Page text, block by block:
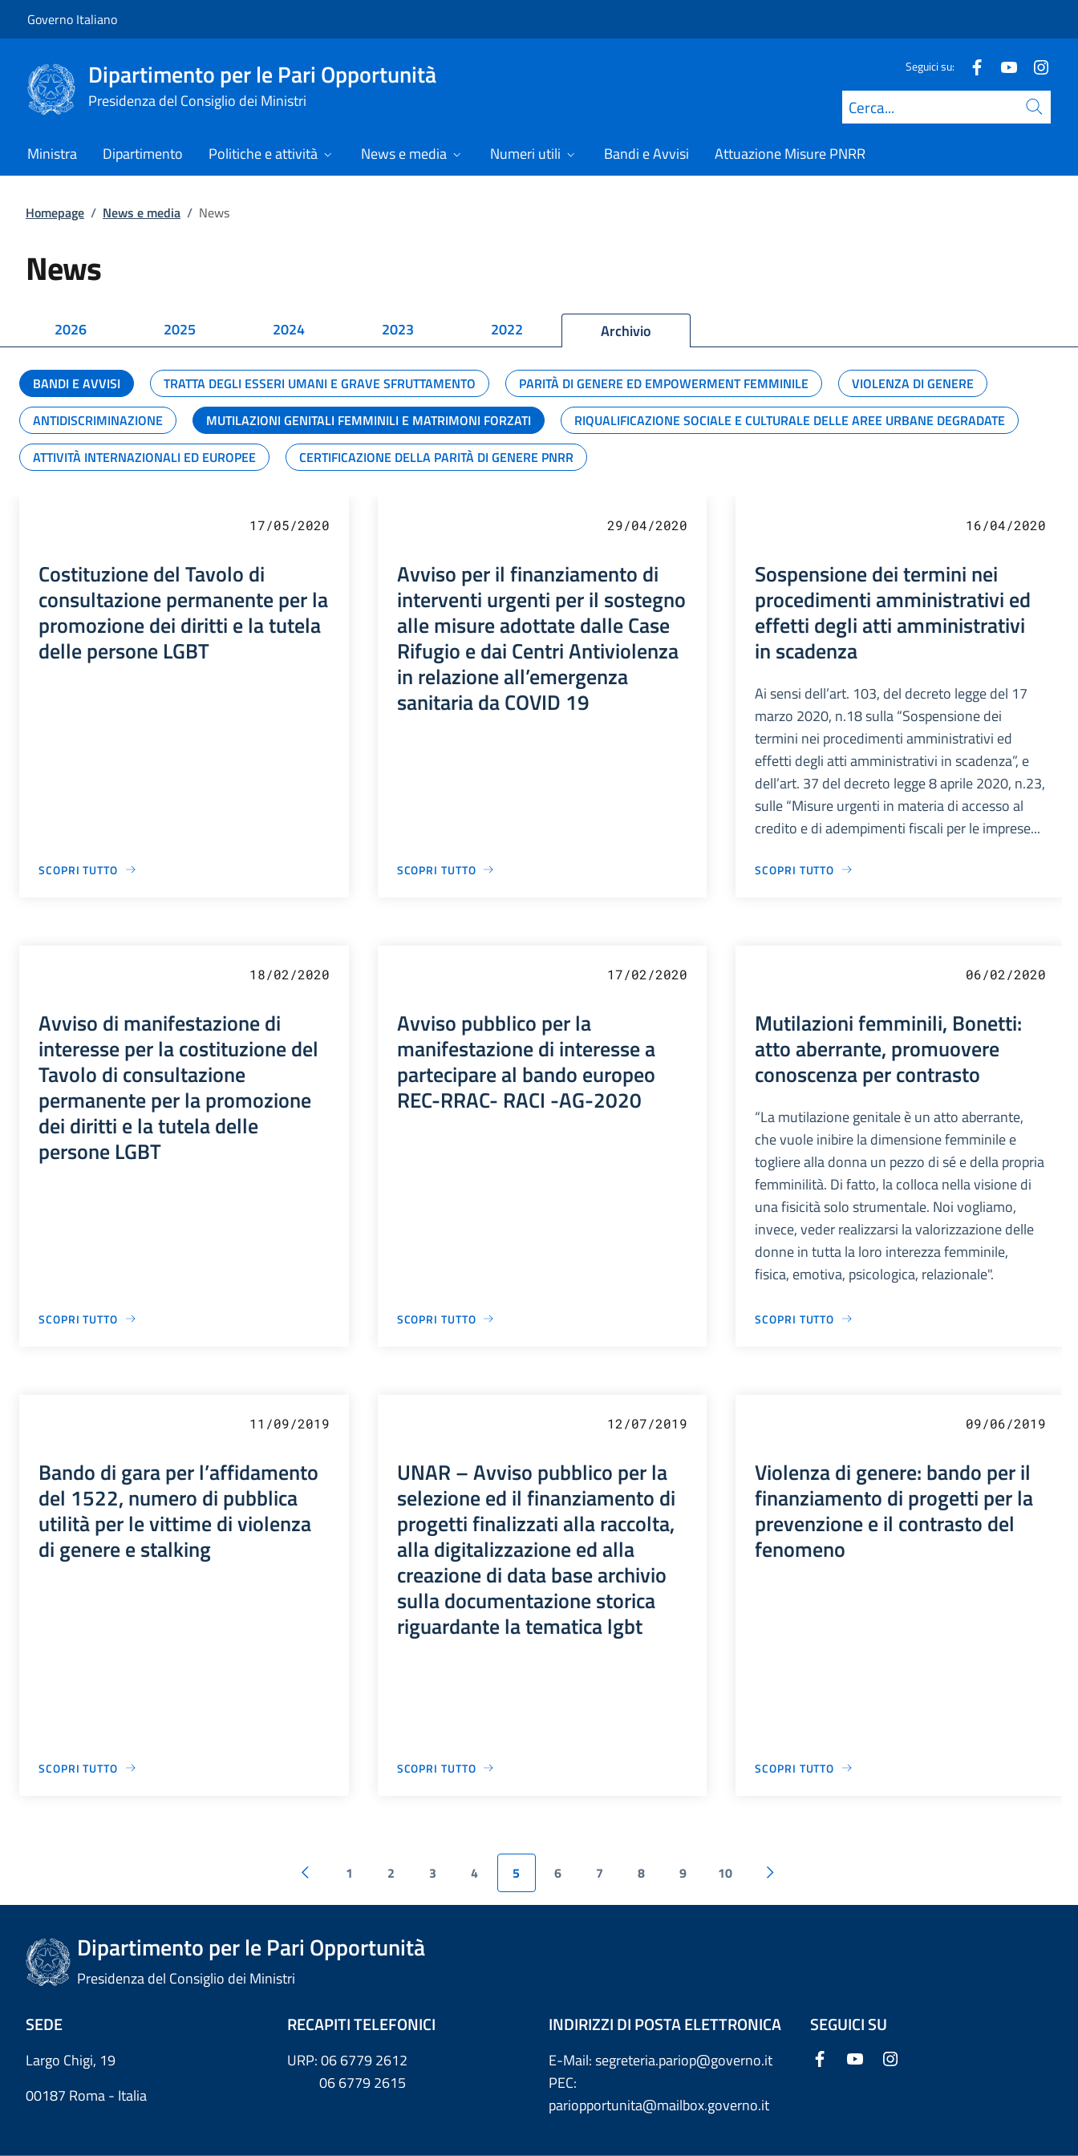
Governo Italiano
Dipartimento per le Pari Opportunità
Presidenza del Consiglio dei Ministri
Seguici su:
Cerca
Ministra Dipartimento Politiche e attività News e media Numeri utili Bandi e Avvisi Attuazione Misure PNRR
Homepage / News e media / News
News
2026 2025 2024 2023 2022 Archivio
BANDI E AVVISI TRATTA DEGLI ESSERI UMANI E GRAVE SFRUTTAMENTO PARITÀ DI GENERE ED EMPOWERMENT FEMMINILE
VIOLENZA DI GENERE
ANTIDISCRIMINAZIONE
MUTILAZIONI GENITALI FEMMINILI E MATRIMONI FORZATI
RIQUALIFICAZIONE SOCIALE E CULTURALE DELLE AREE URBANE DEGRADATE
ATTIVITÀ INTERNAZIONALI ED EUROPEE
CERTIFICAZIONE DELLA PARITÀ DI GENERE PNRR
17/05/2020
Costituzione del Tavolo di
consultazione permanente per la
promozione dei diritti e la tutela
delle persone LGBT
SCOPRI TUTTO
29/04/2020
Avviso per il finanziamento di
interventi urgenti per il sostegno
alle misure adottate dalle Case
Rifugio e dai Centri Antiviolenza
in relazione all’emergenza
sanitaria da COVID 19
SCOPRI TUTTO
16/04/2020
Sospensione dei termini nei
procedimenti amministrativi ed
effetti degli atti amministrativi
in scadenza
Ai sensi dell’art. 103, del decreto legge del 17
marzo 2020, n.18 sulla “Sospensione dei
termini nei procedimenti amministrativi ed
effetti degli atti amministrativi in scadenza”, e
dell’art. 37 del decreto legge 8 aprile 2020, n.23,
sulle “Misure urgenti in materia di accesso al
credito e di adempimenti fiscali per le imprese...
SCOPRI TUTTO
18/02/2020
Avviso di manifestazione di
interesse per la costituzione del
Tavolo di consultazione
permanente per la promozione
dei diritti e la tutela delle
persone LGBT
SCOPRI TUTTO
17/02/2020
Avviso pubblico per la
manifestazione di interesse a
partecipare al bando europeo
REC-RRAC- RACI -AG-2020
SCOPRI TUTTO
06/02/2020
Mutilazioni femminili, Bonetti:
atto aberrante, promuovere
conoscenza per contrasto
“La mutilazione genitale è un atto aberrante,
che vuole inibire la dimensione femminile e
togliere alla donna un pezzo di sé e della propria
femminilità. Di fatto, la colloca nella visione di
una fisicità solo strumentale. Noi vogliamo,
invece, veder realizzarsi la valorizzazione delle
donne in tutta la loro interezza femminile,
fisica, emotiva, psicologica, relazionale".
SCOPRI TUTTO
11/09/2019
Bando di gara per l’affidamento
del 1522, numero di pubblica
utilità per le vittime di violenza
di genere e stalking
SCOPRI TUTTO
12/07/2019
UNAR – Avviso pubblico per la
selezione ed il finanziamento di
progetti finalizzati alla raccolta,
alla digitalizzazione ed alla
creazione di data base archivio
sulla documentazione storica
riguardante la tematica lgbt
SCOPRI TUTTO
09/06/2019
Violenza di genere: bando per il
finanziamento di progetti per la
prevenzione e il contrasto del
fenomeno
SCOPRI TUTTO
1 2 3 4 5 6 7 8 9 10
Dipartimento per le Pari Opportunità
Presidenza del Consiglio dei Ministri
SEDE
Largo Chigi, 19
00187 Roma - Italia
RECAPITI TELEFONICI
URP: 06 6779 2612
06 6779 2615
INDIRIZZI DI POSTA ELETTRONICA
E-Mail: segreteria.pariop@governo.it
PEC:
pariopportunita@mailbox.governo.it
SEGUICI SU